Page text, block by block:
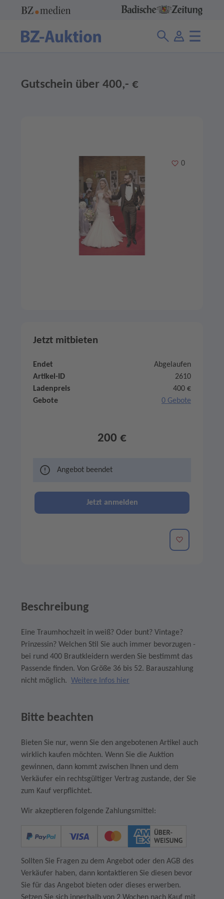
Gutschein über 400,- €
Merken
0
Jetzt mitbieten
Endet
Abgelaufen
Artikel-ID
2610
Ladenpreis
400 €
Gebote
0 Gebote
200 €
Angebot beendet
Jetzt anmelden
Merken
Beschreibung
Eine Traumhochzeit in weiß? Oder bunt? Vintage?
Prinzessin? Welchen Stil Sie auch immer bevorzugen -
bei rund 400 Brautkleidern werden Sie bestimmt das
Passende finden. Von Größe 36 bis 52. Barauszahlung
nicht möglich. Weitere Infos hier
Bitte beachten
Bieten Sie nur, wenn Sie den angebotenen Artikel auch
wirklich kaufen möchten. Wenn Sie die Auktion
gewinnen, dann kommt zwischen Ihnen und dem
Verkäufer ein rechtsgültiger Vertrag zustande, der Sie
zum Kauf verpflichtet.
Wir akzeptieren folgende Zahlungsmittel:
Sollten Sie Fragen zu dem Angebot oder den AGB des
Verkäufer haben, dann kontaktieren Sie diesen bevor
Sie für das Angebot bieten oder dieses erwerben.